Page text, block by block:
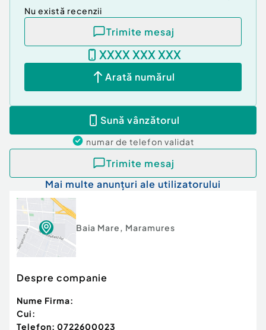
Nu există recenzii
Trimite mesaj
XXXX XXX XXX
Arată numărul
Sună vânzătorul
numar de telefon validat
Trimite mesaj
Mai multe anunțuri ale utilizatorului
Baia Mare, Maramures
Despre companie
Nume Firma:
Cui:
Telefon: 0722600023